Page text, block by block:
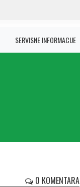
SERVISNE INFORMACIJE
0 KOMENTARA